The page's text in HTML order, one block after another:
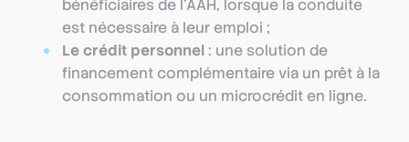
bénéficiaires de l’AAH, lorsque la conduite
est nécessaire à leur emploi ;
Le crédit personnel : une solution de
financement complémentaire via un prêt à la
consommation ou un microcrédit en ligne.